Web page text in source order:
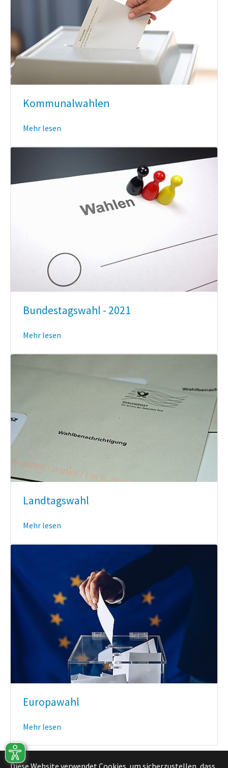
Diese Website verwendet Cookies, um sicherzustellen, dass
Kommunalwahlen
Mehr lesen
Bundestagswahl - 2021
Mehr lesen
Landtagswahl
Mehr lesen
Europawahl
Mehr lesen